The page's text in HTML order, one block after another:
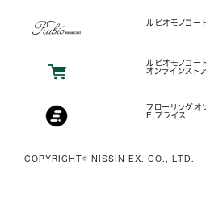
ルビオモノコー
ルビオモノコー
オンラインスト
フローリングオ
E.プライス
COPYRIGHT© NISSIN EX. CO., LTD.